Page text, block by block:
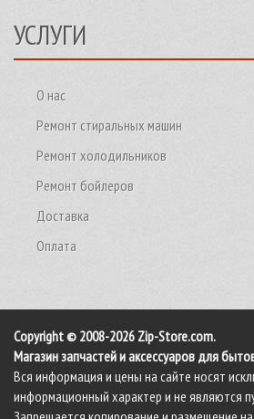
УСЛУГИ
О нас
Ремонт стиральных машин
Ремонт холодильников
Ремонт бойлеров
Доставка
Оплата
Copyright © 2008-2026 Zip-Store.com.
Магазин запчастей и аксессуаров для
Вся информация и цены на сайте носят
информационный характер и не являются